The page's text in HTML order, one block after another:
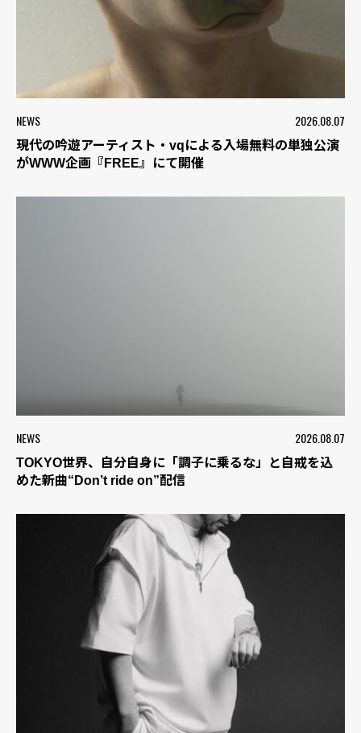
NEWS 2026.08.07
現代の吟遊アーティスト・vqによる入場無料の単独公演
がWWW企画『FREE』にて開催
NEWS 2026.08.07
TOKYO世界、自分自身に「調子に乗るな」と自戒を込
めた新曲“Don’t ride on”配信